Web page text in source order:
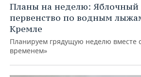
Планы на неделю: Яблочный
первенство по водным
Кремле
Планируем грядущую неделю вместе
временем»